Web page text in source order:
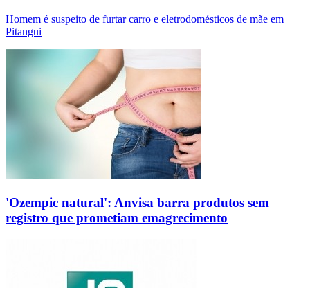
Homem é suspeito de furtar carro e eletrodomésticos de mãe em
Pitangui
'Ozempic natural': Anvisa barra produtos sem
registro que prometiam emagrecimento